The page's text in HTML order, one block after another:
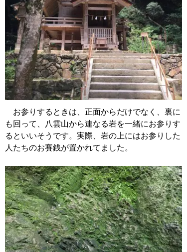
お参りするときは、正面からだけでなく、裏に
も回って、八雲山から連なる岩を一緒にお参りす
るといいそうです。実際、岩の上にはお参りした
人たちのお賽銭が置かれてました。